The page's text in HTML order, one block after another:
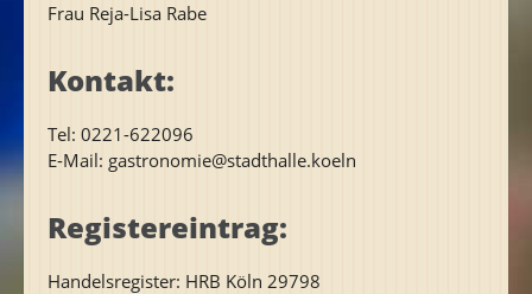
Frau Reja-Lisa Rabe
Kontakt:
Tel: 0221-622096
E-Mail: gastronomie@stadthalle.koeln
Registereintrag:
Handelsregister: HRB Köln 29798